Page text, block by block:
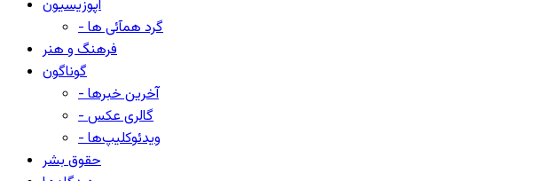
اپوزیسیون
- گرد همآئی ها
فرهنگ و هنر
گوناگون
- آخرین خبرها
- گالری عکس
- ویدئوکلیپ‌ها
حقوق بشر